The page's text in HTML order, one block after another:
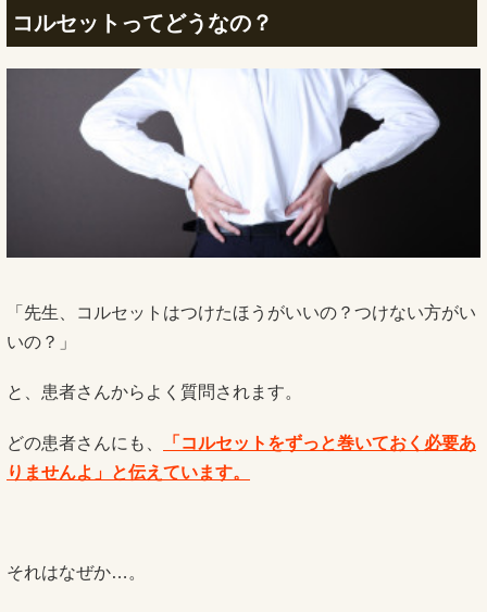
コルセットってどうなの？
「先生、コルセットはつけたほうがいいの？つけない方がい
いの？」
と、患者さんからよく質問されます。
どの患者さんにも、
「コルセットをずっと巻いておく必要あ
りませんよ」と伝えています。
それはなぜか…。